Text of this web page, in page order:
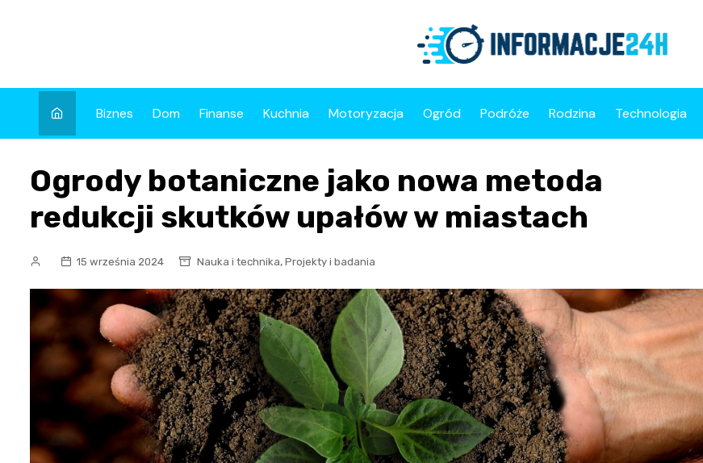
Biznes Dom Finanse Kuchnia Motoryzacja Ogród Podróże Rodzina Technologia
Ogrody botaniczne jako nowa metoda
redukcji skutków upałów w miastach
15 września 2024 Nauka i technika, Projekty i badania